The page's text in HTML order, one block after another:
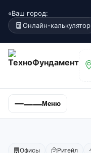
«Ваш город:
Онлайн-калькулятор
Меню
Офисы Ритейл